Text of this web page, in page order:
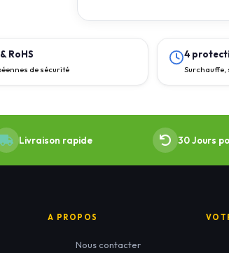
RoHS
de sécurité
4
Surchauffe,
Livraison rapide 30 Jours
A PROPOS
Nous contacter